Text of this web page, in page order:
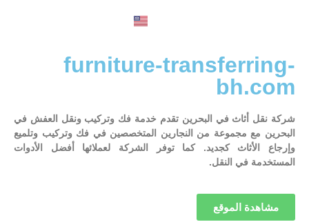
furniture-transferring-
bh.com
شركة نقل أثاث في البحرين تقدم خدمة فك وتركيب ونقل العفش في
البحرين مع مجموعة من النجارين المتخصصين في فك وتركيب وتلميع
وإرجاع الأثاث كجديد. كما توفر الشركة لعملائها أفضل الأدوات
المستخدمة في النقل.
مشاهدة الموقع